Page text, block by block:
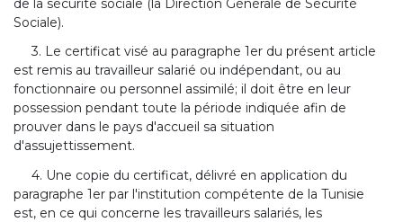
de la sécurité sociale (la Direction Générale de Sécurité
Sociale).
3. Le certificat visé au paragraphe 1er du présent article
est remis au travailleur salarié ou indépendant, ou au
fonctionnaire ou personnel assimilé; il doit être en leur
possession pendant toute la période indiquée afin de
prouver dans le pays d'accueil sa situation
d'assujettissement.
4. Une copie du certificat, délivré en application du
paragraphe 1er par l'institution compétente de la Tunisie
est, en ce qui concerne les travailleurs salariés, les